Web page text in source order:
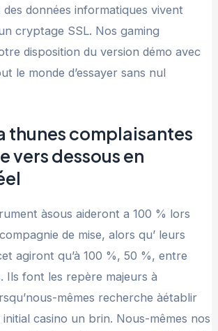
données informatiques vivent
cryptage SSL. Nos gaming
disposition du version démo avec
le monde d’essayer sans nul
thunes complaisantes
vers dessous en
àsous aideront a 100 % lors
compagnie de mise, alors qu’ leurs
agiront qu’à 100 %, 50 %, entre
Ils font les repère majeurs à
mêmes recherche àétablir
casino un brin. Nous-mêmes nos